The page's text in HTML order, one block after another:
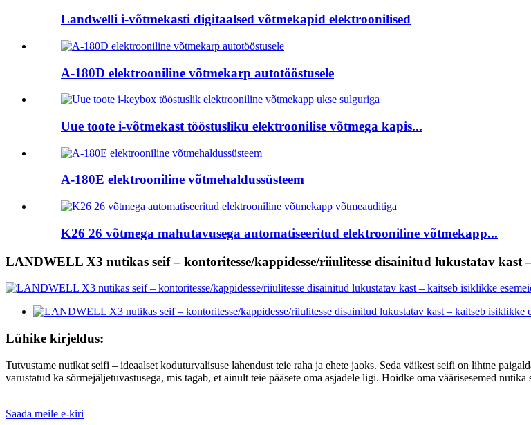
Landwelli i-võtmekasti digitaalsed võtmekapid elektroonilised
A-180D elektrooniline võtmekarp autotööstusele
Uue toote i-võtmekast tööstusliku elektroonilise võtmega kapis...
A-180E elektrooniline võtmehaldussüsteem
K26 26 võtmega mahutavusega automatiseeritud elektrooniline võtmekapp...
LANDWELL X3 nutikas seif – kontoritesse/kappidesse/riiulitesse disainitud lukustatav kast
Lühike kirjeldus:
Tutvustame nutikat seifi – ideaalset koduturvalisuse lahendust teie raha ja ehete jaoks. Seda väikest seifi on lihtne
varustatud ka sõrmejäljetuvastusega, mis tagab, et ainult teie pääsete oma asjadele ligi. Hoidke oma väärisesemed
Saada meile e-kiri